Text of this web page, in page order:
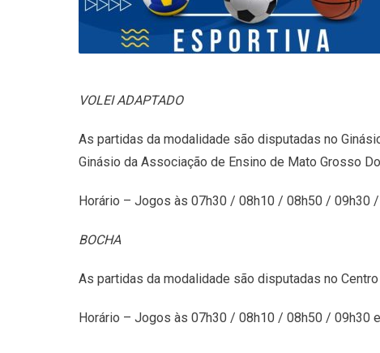
VOLEI ADAPTADO
As partidas da modalidade são disputadas no
Ginásio da Associação de Ensino de Mato Grosso
Horário – Jogos às 07h30 / 08h10 / 08h50 /
BOCHA
As partidas da modalidade são disputadas no
Horário – Jogos às 07h30 / 08h10 / 08h50 / 09h30